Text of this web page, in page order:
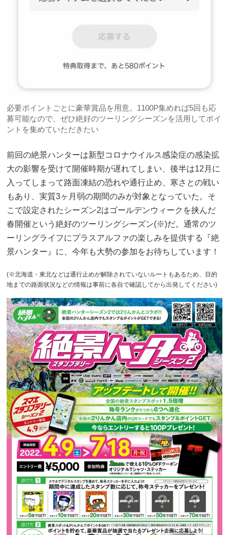
必要ポイントごとに豪華賞品を用意。1100P集めれば5回も応
募可能なので、ぜひ絶好のツーリングシーズンを活用してポイ
ントを集めていただきたい
前回の絶景ハンターは新型コロナウイルス感染症の感染拡
大の影響を受けて開催時期が遅れてしまい、後半は12月に
入ってしまって路面凍結の恐れや通行止め、寒さとの戦い
もあり、実質3ヶ月弱の期間のみが対象となっていた。そ
こで設定されたシーズン2はゴールデンウィークを挟んだ
春開催という絶好のツーリングシーズン(※)だ。通常のツ
ーリングライフにプラスアルファの楽しみを提供する『絶
景ハンター』に、今年も大勢の参加をお待ちしています！
(※北海道・東北などは通行止めが解除されていないルートもあるため、目的
地までの路面状況などの情報は事前に各自で確認してから出発してください)